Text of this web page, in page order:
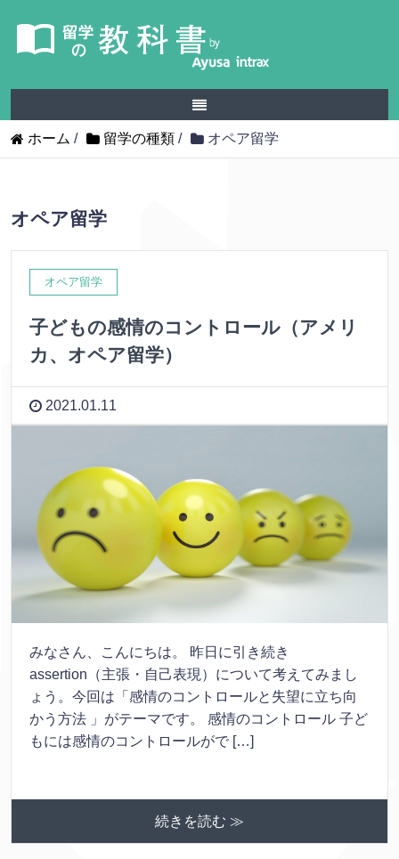
ホーム / 留学の種類 / オペア留学
オペア留学
オペア留学
子どもの感情のコントロール（アメリ
カ、オペア留学）
2021.01.11
みなさん、こんにちは。 昨日に引き続き
assertion（主張・自己表現）について考えてみまし
ょう。今回は「感情のコントロールと失望に立ち向
かう方法 」がテーマです。 感情のコントロール 子ど
もには感情のコントロールがで […]
続きを読む ≫